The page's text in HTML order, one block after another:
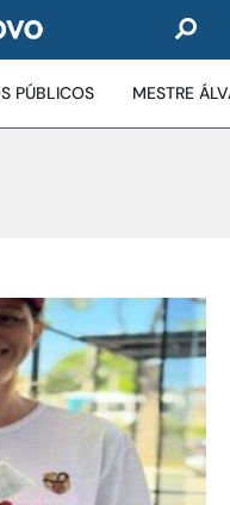
PÚBLICOS MESTRE